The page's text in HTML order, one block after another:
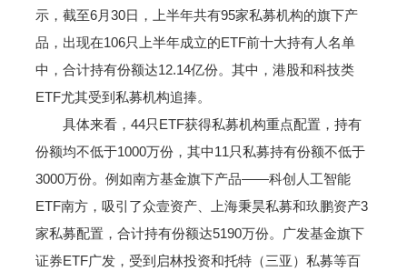
示，截至6月30日，上半年共有95家私募机构的旗下产
品，出现在106只上半年成立的ETF前十大持有人名单
中，合计持有份额达12.14亿份。其中，港股和科技类
ETF尤其受到私募机构追捧。
具体来看，44只ETF获得私募机构重点配置，持有
份额均不低于1000万份，其中11只私募持有份额不低于
3000万份。例如南方基金旗下产品——科创人工智能
ETF南方，吸引了众壹资产、上海秉昊私募和玖鹏资产3
家私募配置，合计持有份额达5190万份。广发基金旗下
证券ETF广发，受到启林投资和托特（三亚）私募等百